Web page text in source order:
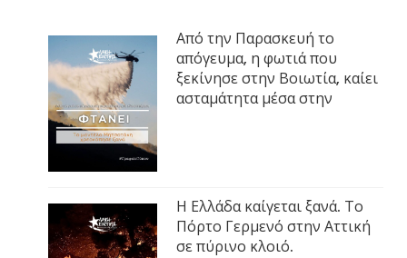
Από την Παρασκευή το
απόγευμα, η φωτιά που
ξεκίνησε στην Βοιωτία, καίει
ασταμάτητα μέσα στην
Η Ελλάδα καίγεται ξανά. Το
Πόρτο Γερμενό στην Αττική
σε πύρινο κλοιό.